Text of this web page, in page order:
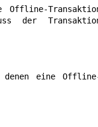
der
eine